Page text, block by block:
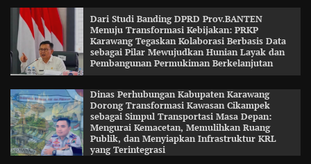
Dari Studi Banding DPRD Prov.BANTEN
Menuju Transformasi Kebijakan: PRKP
Karawang Tegaskan Kolaborasi Berbasis Data
sebagai Pilar Mewujudkan Hunian Layak dan
Pembangunan Permukiman Berkelanjutan
Dinas Perhubungan Kabupaten Karawang
Dorong Transformasi Kawasan Cikampek
sebagai Simpul Transportasi Masa Depan:
Mengurai Kemacetan, Memulihkan Ruang
Publik, dan Menyiapkan Infrastruktur KRL
yang Terintegrasi